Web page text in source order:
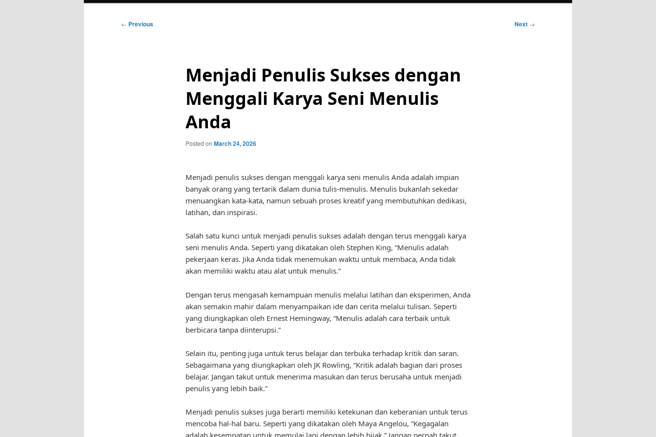
Post
← Previous Next →
Menjadi Penulis Sukses dengan
Menggali Karya Seni Menulis
Anda
Posted on March 24, 2026
Menjadi penulis sukses dengan menggali karya seni menulis Anda adalah impian
banyak orang yang tertarik dalam dunia tulis-menulis. Menulis bukanlah sekedar
menuangkan kata-kata, namun sebuah proses kreatif yang membutuhkan dedikasi,
latihan, dan inspirasi.
Salah satu kunci untuk menjadi penulis sukses adalah dengan terus menggali karya
seni menulis Anda. Seperti yang dikatakan oleh Stephen King, “Menulis adalah
pekerjaan keras. Jika Anda tidak menemukan waktu untuk membaca, Anda tidak
akan memiliki waktu atau alat untuk menulis.”
Dengan terus mengasah kemampuan menulis melalui latihan dan eksperimen, Anda
akan semakin mahir dalam menyampaikan ide dan cerita melalui tulisan. Seperti
yang diungkapkan oleh Ernest Hemingway, “Menulis adalah cara terbaik untuk
berbicara tanpa diinterupsi.”
Selain itu, penting juga untuk terus belajar dan terbuka terhadap kritik dan saran.
Sebagaimana yang diungkapkan oleh JK Rowling, “Kritik adalah bagian dari proses
belajar. Jangan takut untuk menerima masukan dan terus berusaha untuk menjadi
penulis yang lebih baik.”
Menjadi penulis sukses juga berarti memiliki ketekunan dan keberanian untuk terus
mencoba hal-hal baru. Seperti yang dikatakan oleh Maya Angelou, “Kegagalan